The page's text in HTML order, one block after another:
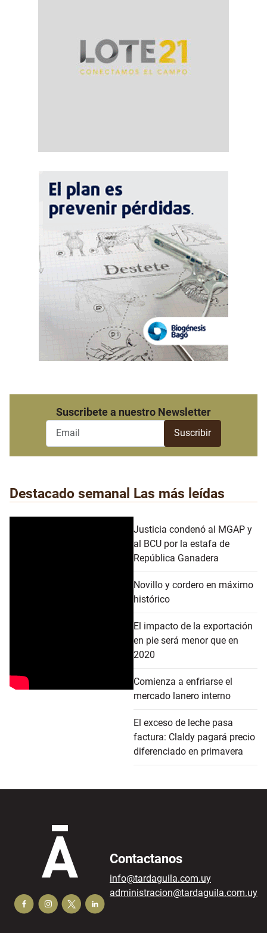
Suscribete a nuestro Newsletter
Destacado semanal Las más leídas
Justicia condenó al MGAP y
al BCU por la estafa de
República Ganadera
Novillo y cordero en máximo
histórico
El impacto de la exportación
en pie será menor que en
2020
Comienza a enfriarse el
mercado lanero interno
El exceso de leche pasa
factura: Claldy pagará precio
diferenciado en primavera
Contactanos
info@tardaguila.com.uy
administracion@tardaguila.com.uy